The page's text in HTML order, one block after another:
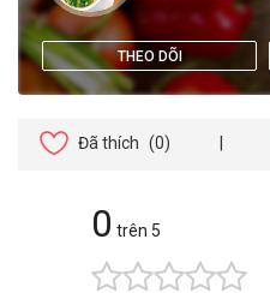
THEO DÕI
Đã thích (0)
0 trên 5